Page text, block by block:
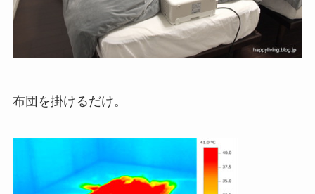
布団を掛けるだけ。